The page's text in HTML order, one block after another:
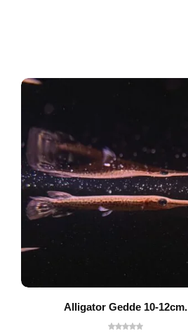
Alligator Gedde 10-12cm.